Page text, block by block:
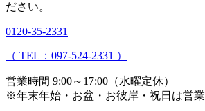
ださい。
0120-35-2331
（ TEL：097-524-2331 ）
営業時間 9:00～17:00（水曜定休）
※年末年始・お盆・お彼岸・祝日は営業